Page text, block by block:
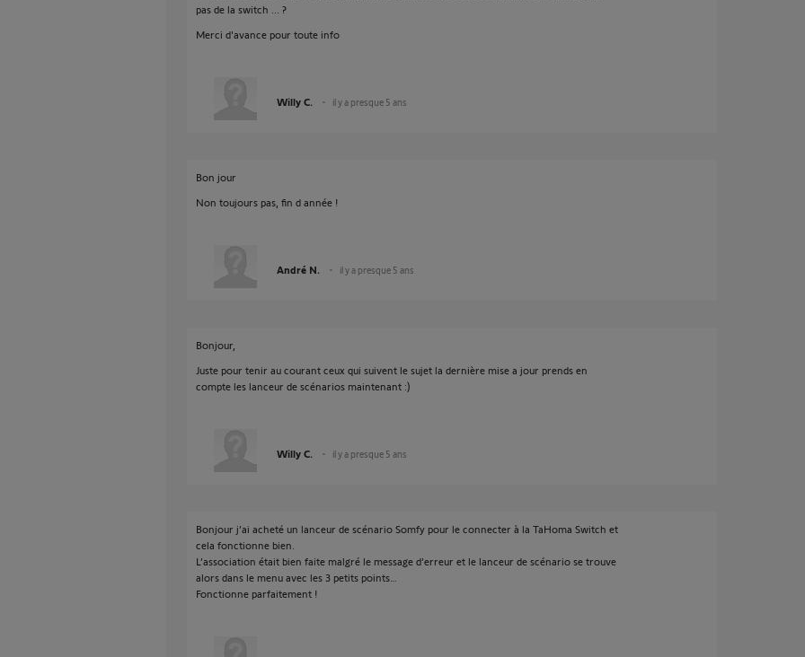
pas de la switch ... ?
Merci d'avance pour toute info
Willy C. il y a presque 5 ans
Bon jour
Non toujours pas, fin d année !
André N. il y a presque 5 ans
Bonjour,
Juste pour tenir au courant ceux qui suivent le sujet la dernière mise a jour prends en
compte les lanceur de scénarios maintenant :)
Willy C. il y a presque 5 ans
Bonjour j’ai acheté un lanceur de scénario Somfy pour le connecter à la TaHoma Switch et
cela fonctionne bien.
L’association était bien faite malgré le message d’erreur et le lanceur de scénario se trouve
alors dans le menu avec les 3 petits points…
Fonctionne parfaitement !